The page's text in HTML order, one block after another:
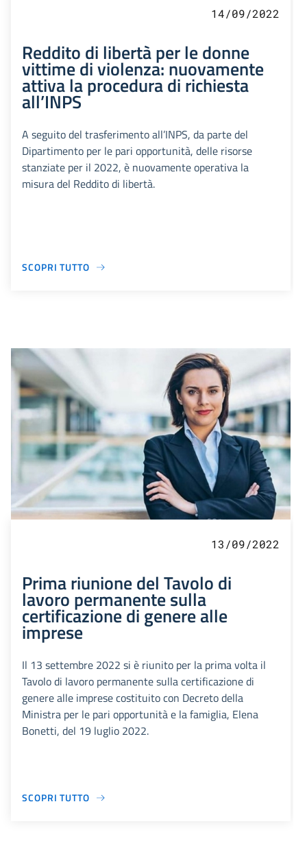
14/09/2022
Reddito di libertà per le donne
vittime di violenza: nuovamente
attiva la procedura di richiesta
all’INPS
A seguito del trasferimento all’INPS, da parte del
Dipartimento per le pari opportunità, delle risorse
stanziate per il 2022, è nuovamente operativa la
misura del Reddito di libertà.
SCOPRI TUTTO
13/09/2022
Prima riunione del Tavolo di
lavoro permanente sulla
certificazione di genere alle
imprese
Il 13 settembre 2022 si è riunito per la prima volta il
Tavolo di lavoro permanente sulla certificazione di
genere alle imprese costituito con Decreto della
Ministra per le pari opportunità e la famiglia, Elena
Bonetti, del 19 luglio 2022.
SCOPRI TUTTO